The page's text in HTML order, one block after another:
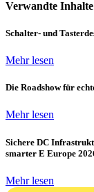
Verwandte Inhalte
Schalter- und
Mehr lesen
Die Roadshow für
Mehr lesen
Sichere DC
smarter E Europe
Mehr lesen